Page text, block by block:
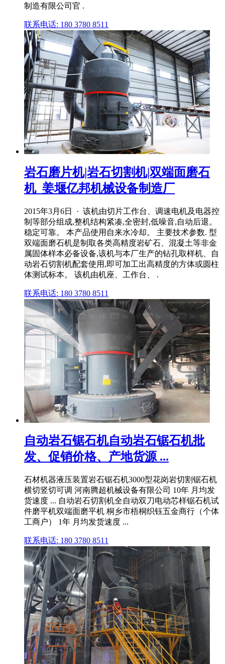
制造有限公司官 .
联系电话: 180 3780 8511
岩石磨片机|岩石切割机|双端面磨石
机_姜堰亿邦机械设备制造厂
2015年3月6日 · 该机由切片工作台、调速电机及电器控
制等部分组成,整机结构紧凑,全密封,低噪音,自动后退。
稳定可靠。 本产品使用自来水冷却。 主要技术参数. 型
双端面磨石机是制取各类高精度岩矿石、混凝土等非金
属固体样本必备设备,该机与本厂生产的钻孔取样机、自
动岩石切割机配套使用,即可加工出高精度的方体或圆柱
体测试标本。 该机由机座、工作台、 .
联系电话: 180 3780 8511
自动岩石锯石机自动岩石锯石机批
发、促销价格、产地货源 ...
石材机器液压装置岩石锯石机3000型花岗岩切割锯石机
横切竖切可调 河南腾超机械设备有限公司 10年 月均发
货速度 ... 自动岩石切割机全自动双刀电动芯样锯石机试
件磨平机双端面磨平机 桐乡市梧桐织钰五金商行（个体
工商户） 1年 月均发货速度 ...
联系电话: 180 3780 8511